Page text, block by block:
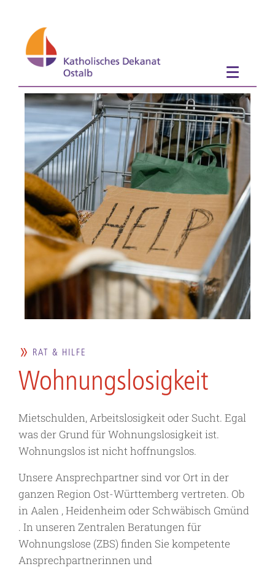
RAT & HILFE
Wohnungs­losigkeit
Mietschulden, Arbeitslosigkeit oder Sucht. Egal
was der Grund für Wohnungslosigkeit ist.
Wohnungslos ist nicht hoffnungslos.
Unsere Ansprechpartner sind vor Ort in der
ganzen Region Ost-Württemberg vertreten. Ob
in Aalen , Heidenheim oder Schwäbisch Gmünd
. In unseren Zentralen Beratungen für
Wohnungslose (ZBS) finden Sie kompetente
Ansprechpartnerinnen und